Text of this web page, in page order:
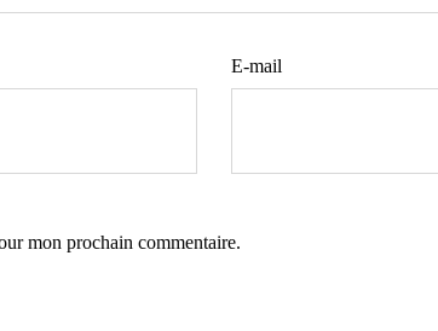
E-mail
mon prochain commentaire.